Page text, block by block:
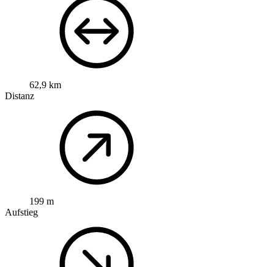
62,9 km
Distanz
199 m
Aufstieg